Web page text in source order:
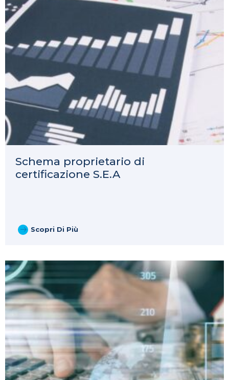
Schema proprietario di
certificazione S.E.A
Scopri Di Più